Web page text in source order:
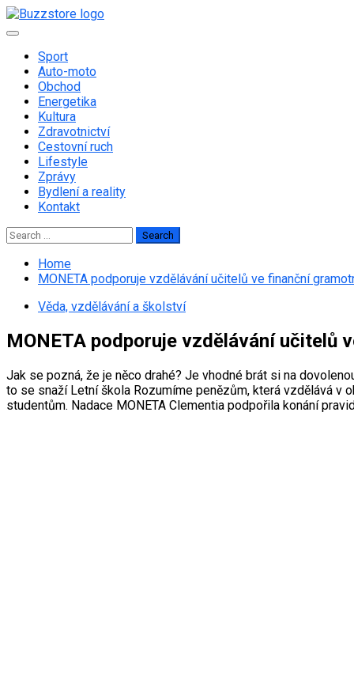
Skip
to
Primary
Sport
Auto-moto
Obchod
Energetika
Kultura
Zdravotnictví
Cestovní ruch
Lifestyle
Zprávy
Bydlení a reality
Kontakt
Search
for:
Home
MONETA podporuje vzdělávání učitelů ve finanční
Věda, vzdělávání a školství
MONETA podporuje vzdělávání učitelů
Jak se pozná, že je něco drahé? Je vhodné brát si na
to se snaží Letní škola Rozumíme penězům, která vzdělává v
studentům. Nadace MONETA Clementia podpořila konání